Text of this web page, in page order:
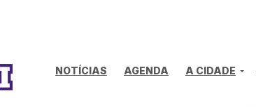
NOTÍCIAS AGENDA A CIDADE